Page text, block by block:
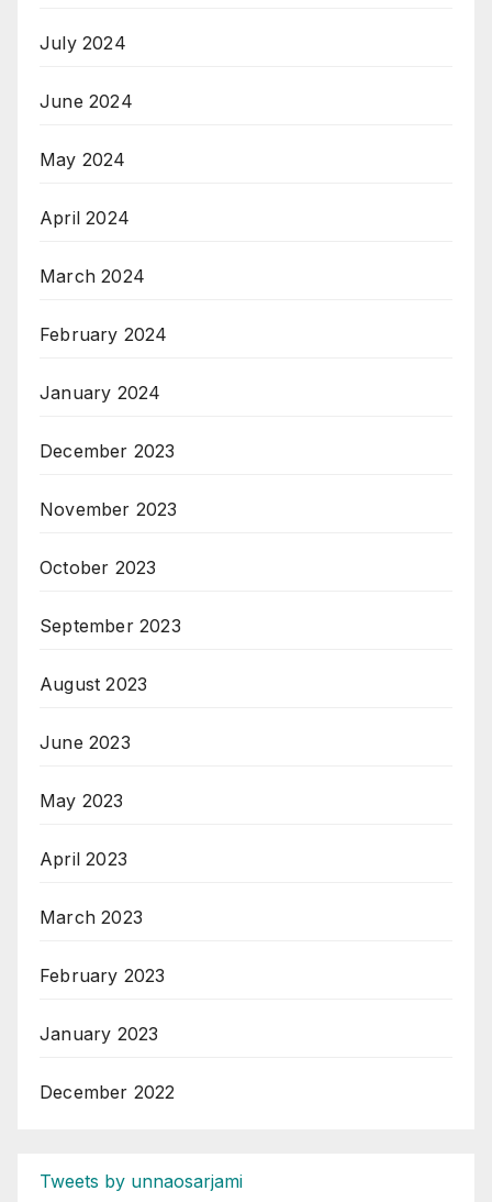
July 2024
June 2024
May 2024
April 2024
March 2024
February 2024
January 2024
December 2023
November 2023
October 2023
September 2023
August 2023
June 2023
May 2023
April 2023
March 2023
February 2023
January 2023
December 2022
Tweets by unnaosarjami